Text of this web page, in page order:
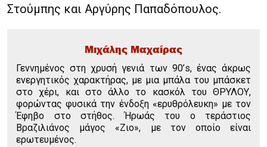
Στούμπης και Αργύρης Παπαδόπουλος.
Μιχάλης Μαχαίρας
Γεννημένος στη χρυσή γενιά των 90’s, ένας άκρως
ενεργητικός χαρακτήρας, με μια μπάλα του μπάσκετ
στο χέρι, και στο άλλο το κασκόλ του ΘΡΥΛΟΥ,
φορώντας φυσικά την ένδοξη «ερυθρόλευκη» με τον
Έφηβο στο στήθος. Ήρωάς του ο τεράστιος
Βραζιλιάνος μάγος «Ζιο», με τον οποίο είναι
ερωτευμένος.